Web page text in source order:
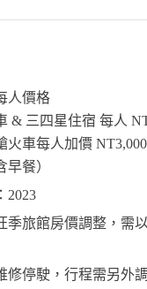
人價格
& 三四星住宿 每人
火車每人加價 NT3,000
早餐）
2023
季旅館房價調整，需
修停駛，行程需另外